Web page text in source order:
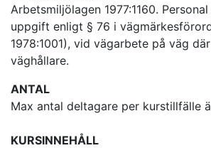
Arbetsmiljölagen 1977:1160.
uppgift enligt § 76 i
1978:1001), vid vägarbete på väg
väghållare.
ANTAL
Max antal deltagare per kurstillfälle
KURSINNEHÅLL